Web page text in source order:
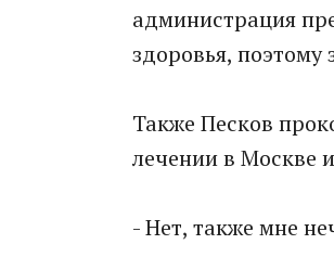
администрация
здоровья, поэтому
Также Песков
лечении в Москве
- Нет, также мне